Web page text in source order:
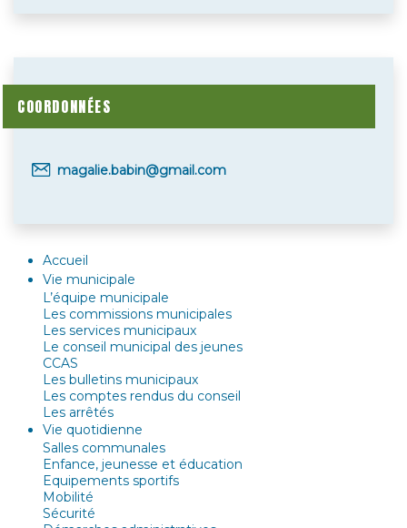
COORDONNÉES
magalie.babin@gmail.com
Accueil
Vie municipale
L’équipe municipale
Les commissions municipales
Les services municipaux
Le conseil municipal des jeunes
CCAS
Les bulletins municipaux
Les comptes rendus du conseil
Les arrêtés
Vie quotidienne
Salles communales
Enfance, jeunesse et éducation
Equipements sportifs
Mobilité
Sécurité